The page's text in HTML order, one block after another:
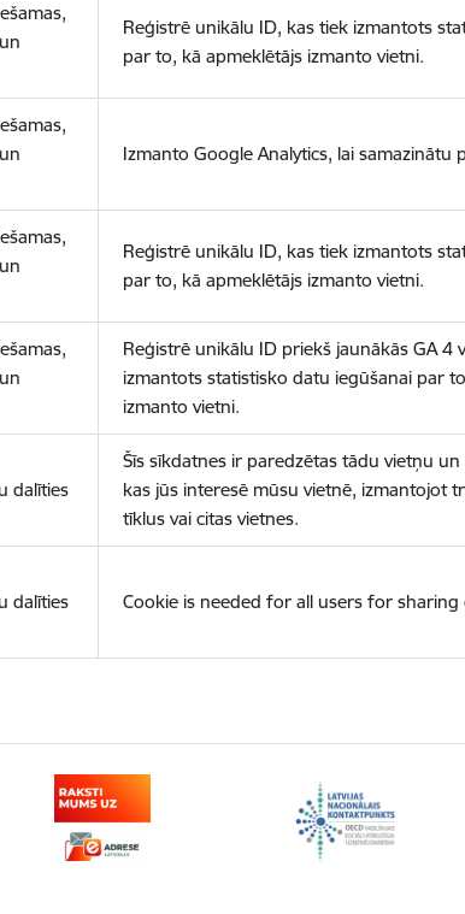
Reģistrē unikālu ID, kas tiek izmantots
par to, kā apmeklētājs izmanto vietni.
Izmanto Google Analytics, lai samazinātu
Reģistrē unikālu ID, kas tiek izmantots
par to, kā apmeklētājs izmanto vietni.
Reģistrē unikālu ID priekš jaunākās GA 4
izmantots statistisko datu iegūšanai par
izmanto vietni.
dalīties
Šīs sīkdatnes ir paredzētas tādu vietņu
kas jūs interesē mūsu vietnē, izmantojot
tīklus vai citas vietnes.
dalīties
Cookie is needed for all users for sharing